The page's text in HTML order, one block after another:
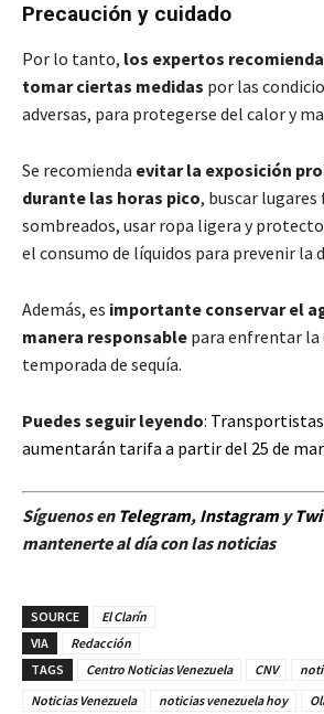
Precaución y cuidado
Por lo tanto, los expertos
tomar ciertas medidas por las
adversas, para protegerse del calor y
Se recomienda evitar la exposición
durante las horas pico, buscar lugares
sombreados, usar ropa ligera y
el consumo de líquidos para prevenir la
Además, es importante conservar el
manera responsable para enfrentar la
temporada de sequía.
Puedes seguir leyendo: Transportistas
aumentarán tarifa a partir del 25 de
Síguenos en Telegram, Instagramy
mantenerte al día con las noticias
SOURCE
El Clarín
VIA
Redacción
TAGS
Centro Noticias Venezuela CNV
Noticias Venezuela
noticias venezuela hoy